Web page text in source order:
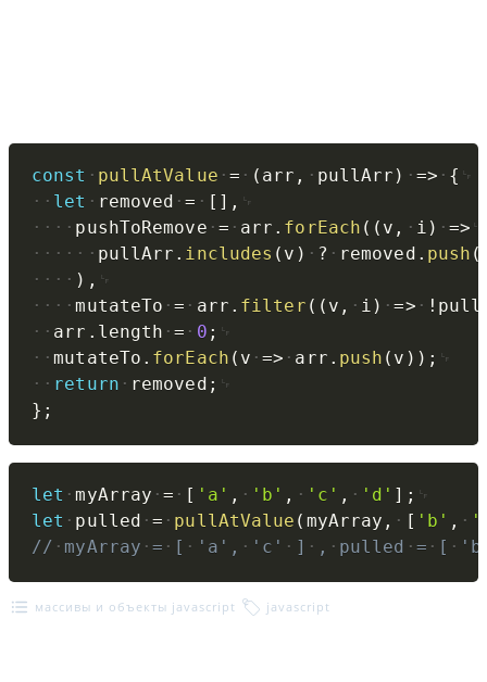
const pullAtValue = ( arr , pullArr ) =>
{
let
removed = [ ] ,
pushToRemove = arr . forEach ( ( v , i )
=>
pullArr . includes ( v ) ? removed . push (
) ,
mutateTo = arr . filter ( ( v , i ) => !
arr . length = 0 ;
mutateTo . forEach ( v => arr . push ( v ) ) ;
return
removed ;
} ;
let myArray = [ 'a' , 'b' , 'c' , 'd' ] ;
let
pulled = pullAtValue ( myArray , [ 'b' ,
//
myArray = [ 'a', 'c' ] , pulled = [
массивы и объекты javascript javascript